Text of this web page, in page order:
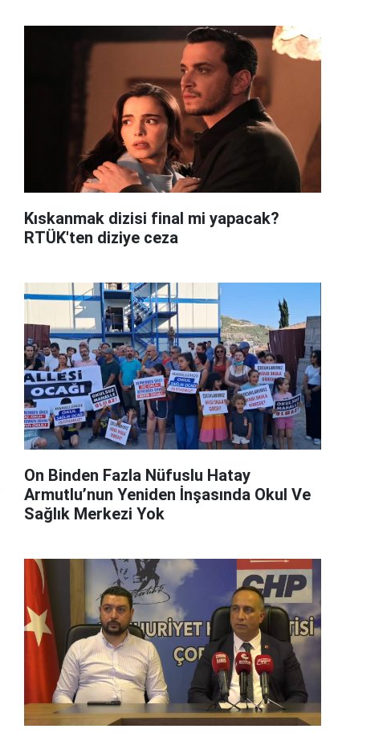
Kıskanmak dizisi final mi yapacak?
RTÜK'ten diziye ceza
On Binden Fazla Nüfuslu Hatay
Armutlu’nun Yeniden İnşasında Okul Ve
Sağlık Merkezi Yok